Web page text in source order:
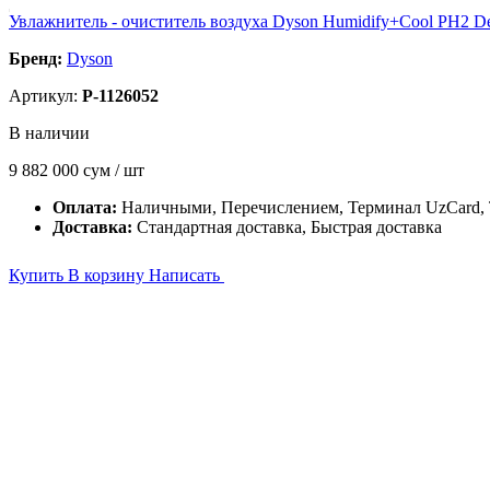
Увлажнитель - очиститель воздуха Dyson Humidify+Cool PH2
Бренд: Dyson
Артикул: P-1126052
В наличии
9 882 000 сум / шт
Оплата: Наличными, Перечислением, Терминал
Доставка: Стандартная доставка, Быстрая доставка
Купить В корзину Написать